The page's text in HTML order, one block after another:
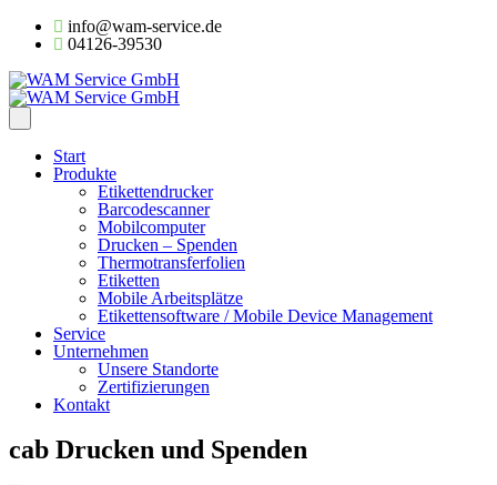
info@wam-service.de
04126-39530
Start
Produkte
Etikettendrucker
Barcodescanner
Mobilcomputer
Drucken – Spenden
Thermotransferfolien
Etiketten
Mobile Arbeitsplätze
Etikettensoftware / Mobile Device Management
Service
Unternehmen
Unsere Standorte
Zertifizierungen
Kontakt
cab Drucken und Spenden